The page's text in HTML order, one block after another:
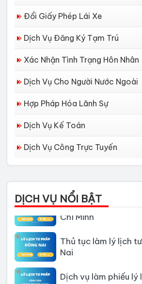
Đổi Giấy Phép Lái Xe
Dịch Vụ Đăng Ký Tạm Trú
Xác Nhận Tình Trạng Hôn Nhân
Dịch Vụ Cho Người Nước Ngoài
Hợp Pháp Hóa Lãnh Sự
Dịch Vụ Kế Toán
Dịch Vụ Công Trực Tuyến
DỊCH VỤ NỔI BẬT
Dịch vụ làm Lý lịch
Thủ tục làm Lý Lịch
Thủ tục làm lý lịch
Nai
Dịch vụ làm phiếu lý